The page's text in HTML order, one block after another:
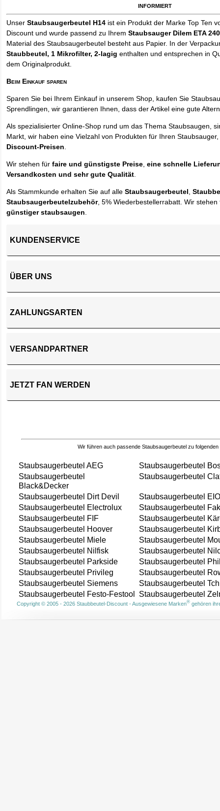
informiert
UnserStaubsaugerbeutel H14 ist ein Produkt der Marke Top Ten
Discount und wurde passend zu IhremStaubsauger Dilem ETA
Material des Staubsaugerbeutel besteht aus Papier. In der
Staubbeutel, 1 Mikrofilter, 2-lagig enthalten und entsprechen in
dem Originalprodukt.
Beim Einkauf sparen
Sparen Sie bei Ihrem Einkauf in unserem Shop, kaufen Sie
Sprendlingen, wir garantieren Ihnen, dass der Artikel eine gute
Als spezialisierter Online-Shop rund um das Thema Staubsaugen,
Markt, wir haben eine Vielzahl von Produkten für Ihren
Discount-Preisen
Wir stehen fürfaire und günstigste Preise ,eine schnelle
Versandkosten und sehr gute Qualität
Als Stammkunde erhalten Sie auf alleStaubsaugerbeutel ,
Staubsaugerbeutelzubehör, 5% Wiederbestellerrabatt. Wir
günstiger staubsaugen
KUNDENSERVICE
ÜBER UNS
ZAHLUNGSARTEN
VERSANDPARTNER
JETZT FAN WERDEN
Wir führen auch passende Staubsaugerbeutel zu folgenden
Staubsaugerbeutel AEG
Staubsaugerbeutel
Staubsaugerbeutel
Black&Decker
Staubsaugerbeutel
Staubsaugerbeutel Dirt Devil
Staubsaugerbeutel
Staubsaugerbeutel Electrolux
Staubsaugerbeutel
Staubsaugerbeutel FIF
Staubsaugerbeutel
Staubsaugerbeutel Hoover
Staubsaugerbeutel
Staubsaugerbeutel Miele
Staubsaugerbeutel
Staubsaugerbeutel Nilfisk
Staubsaugerbeutel
Staubsaugerbeutel Parkside
Staubsaugerbeutel
Staubsaugerbeutel Privileg
Staubsaugerbeutel
Staubsaugerbeutel Siemens
Staubsaugerbeutel
Staubsaugerbeutel Festo-Festool
Staubsaugerbeutel
Copyright © 2005 - 2026 Staubbeutel-Discount - Ausgewiesene Marken®gehören